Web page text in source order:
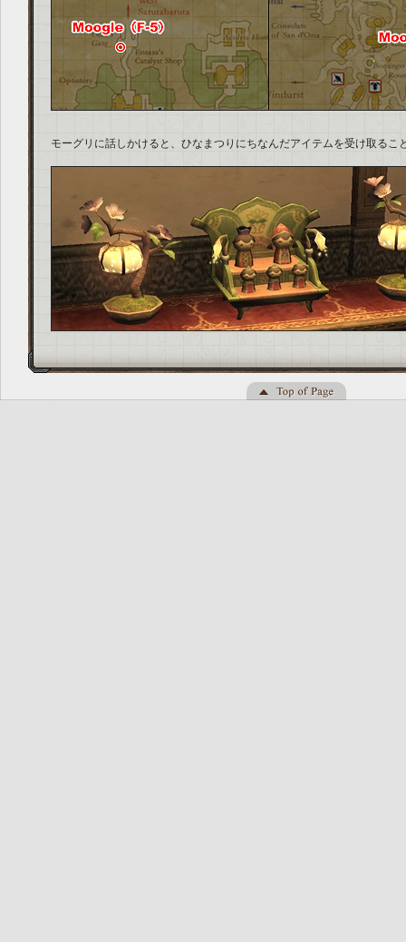
モーグリに話しかけると、ひなまつりにちなんだアイテムを受け取るこ